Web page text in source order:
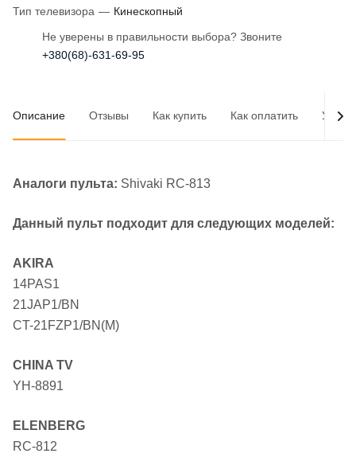
Тип телевизора — Кинескопный
Не уверены в правильности выбора? Звоните
+380(68)-631-69-95
Описание Отзывы Как купить Как оплатить
Аналоги пульта: Shivaki RC-813
Данный пульт подходит для следующих моделей:
AKIRA
14PAS1
21JAP1/BN
CT-21FZP1/BN(M)
CHINA TV
YH-8891
ELENBERG
RC-812